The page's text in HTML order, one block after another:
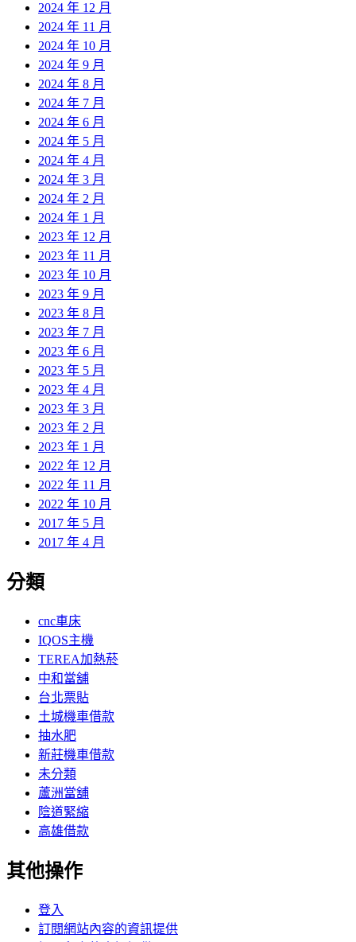
2024 年 12 月
2024 年 11 月
2024 年 10 月
2024 年 9 月
2024 年 8 月
2024 年 7 月
2024 年 6 月
2024 年 5 月
2024 年 4 月
2024 年 3 月
2024 年 2 月
2024 年 1 月
2023 年 12 月
2023 年 11 月
2023 年 10 月
2023 年 9 月
2023 年 8 月
2023 年 7 月
2023 年 6 月
2023 年 5 月
2023 年 4 月
2023 年 3 月
2023 年 2 月
2023 年 1 月
2022 年 12 月
2022 年 11 月
2022 年 10 月
2017 年 5 月
2017 年 4 月
分類
cnc車床
IQOS主機
TEREA加熱菸
中和當舖
台北票貼
土城機車借款
抽水肥
新莊機車借款
未分類
蘆洲當舖
陰道緊縮
高雄借款
其他操作
登入
訂閱網站內容的資訊提供